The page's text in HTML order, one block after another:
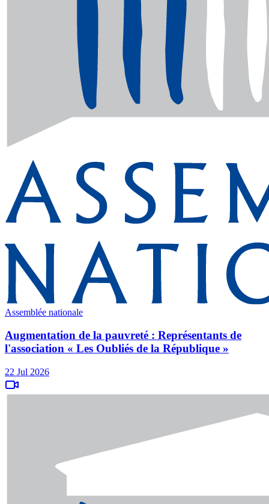
Assemblée nationale
Augmentation de la pauvreté : Représentants de
l'association « Les Oubliés de la République »
22 Jul 2026